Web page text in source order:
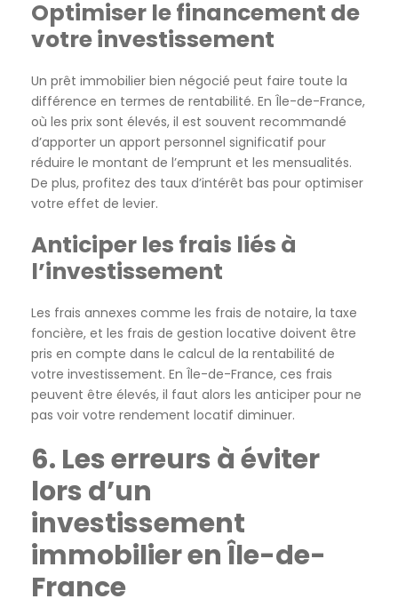
Optimiser le financement de
votre investissement
Un prêt immobilier bien négocié peut faire toute la
différence en termes de rentabilité. En Île-de-France,
où les prix sont élevés, il est souvent recommandé
d’apporter un apport personnel significatif pour
réduire le montant de l’emprunt et les mensualités.
De plus, profitez des taux d’intérêt bas pour optimiser
votre effet de levier.
Anticiper les frais liés à
l’investissement
Les frais annexes comme les frais de notaire, la taxe
foncière, et les frais de gestion locative doivent être
pris en compte dans le calcul de la rentabilité de
votre investissement. En Île-de-France, ces frais
peuvent être élevés, il faut alors les anticiper pour ne
pas voir votre rendement locatif diminuer.
6. Les erreurs à éviter
lors d’un
investissement
immobilier en Île-de-
France